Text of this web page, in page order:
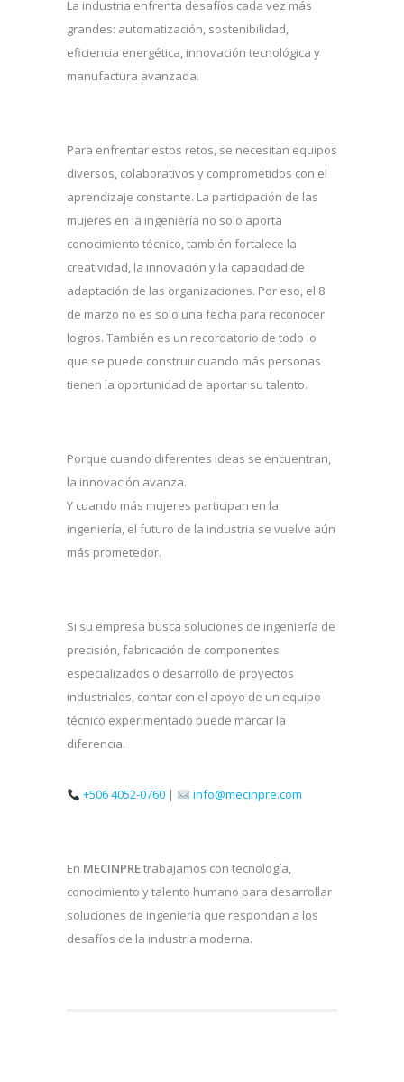
La industria enfrenta desafíos cada vez más
grandes: automatización, sostenibilidad,
eficiencia energética, innovación tecnológica y
manufactura avanzada.
Para enfrentar estos retos, se necesitan equipos
diversos, colaborativos y comprometidos con el
aprendizaje constante. La participación de las
mujeres en la ingeniería no solo aporta
conocimiento técnico, también fortalece la
creatividad, la innovación y la capacidad de
adaptación de las organizaciones. Por eso, el 8
de marzo no es solo una fecha para reconocer
logros. También es un recordatorio de todo lo
que se puede construir cuando más personas
tienen la oportunidad de aportar su talento.
Porque cuando diferentes ideas se encuentran,
la innovación avanza.
Y cuando más mujeres participan en la
ingeniería, el futuro de la industria se vuelve aún
más prometedor.
Si su empresa busca soluciones de ingeniería de
precisión, fabricación de componentes
especializados o desarrollo de proyectos
industriales, contar con el apoyo de un equipo
técnico experimentado puede marcar la
diferencia.
+506 4052-0760| info@mecinpre.com
En MECINPREtrabajamos con tecnología,
conocimiento y talento humano para desarrollar
soluciones de ingeniería que respondan a los
desafíos de la industria moderna.